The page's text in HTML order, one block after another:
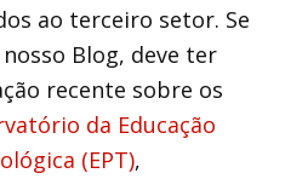
ao terceiro setor. Se
Blog, deve ter
recente sobre os
da Educação
(EPT),